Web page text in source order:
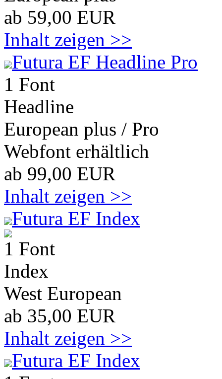
ab 59,00 EUR
Inhalt zeigen >>
Futura EF Headline Pro
1 Font
Headline
European plus / Pro
Webfont erhältlich
ab 99,00 EUR
Inhalt zeigen >>
Futura EF Index
1 Font
Index
West European
ab 35,00 EUR
Inhalt zeigen >>
Futura EF Index